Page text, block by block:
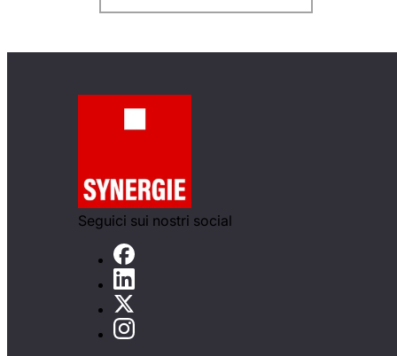
Seguici sui nostri social